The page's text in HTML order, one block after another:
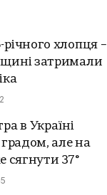
хлопця –
затримали
в Україні
градом, але на
сягнути 37°